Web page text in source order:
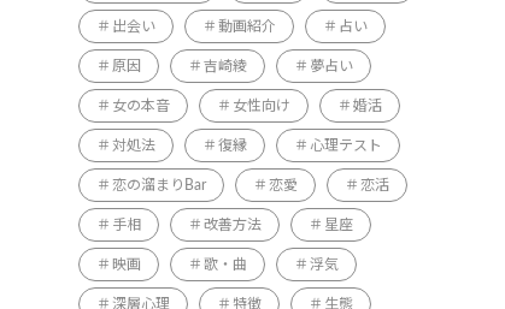
出会い 動画紹介 占い
原因 吉崎綾 夢占い
女の本音 女性向け 婚活
対処法 復縁 心理テスト
恋の溜まりBar 恋愛 恋活
手相 改善方法 星座
映画 歌・曲 浮気
深層心理 特徴 生態